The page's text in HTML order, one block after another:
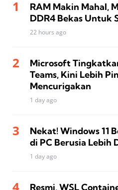
RAM Makin Mahal,
DDR4 Bekas Untuk
22 hours ago
Microsoft
Teams, Kini Lebih
Mencurigakan
1 day ago
Nekat! Windows 11
di PC Berusia Lebih
1 day ago
Resmi, WSL